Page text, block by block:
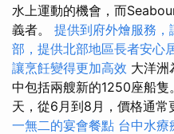
水上運動的機會，而
義者。 提供到府外燴服務，
部，提供北部地區長者安心
讓烹飪變得更加高效 大洋洲
中包括兩艘新的1250座船
天，從6月到8月，價格通常
一無二的宴會餐點 台中水療